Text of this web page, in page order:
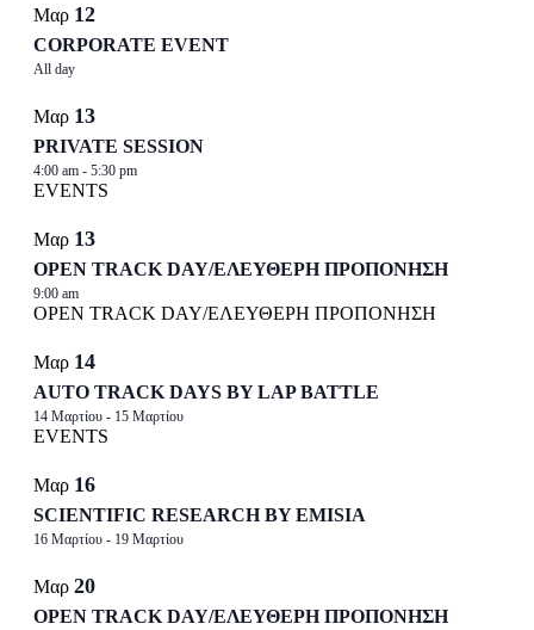
Photo
View
Μαρ 12
CORPORATE EVENT
All day
Μαρ 13
PRIVATE SESSION
4:00 am - 5:30 pm
EVENTS
Μαρ 13
OPEN TRACK DAY/ΕΛΕΥΘΕΡΗ ΠΡΟΠΟΝΗΣΗ
9:00 am
OPEN TRACK DAY/ΕΛΕΥΘΕΡΗ ΠΡΟΠΟΝΗΣΗ
Μαρ 14
AUTO TRACK DAYS BY LAP BATTLE
14 Μαρτίου- 15 Μαρτίου
EVENTS
Μαρ 16
SCIENTIFIC RESEARCH BY EMISIA
16 Μαρτίου- 19 Μαρτίου
Μαρ 20
OPEN TRACK DAY/ΕΛΕΥΘΕΡΗ ΠΡΟΠΟΝΗΣΗ